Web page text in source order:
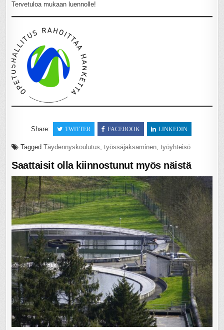
Tervetuloa mukaan luennolle!
Share: TWITTER FACEBOOK LINKEDIN
TaggedTäydennyskoulutus ,työssäjaksaminen ,työyhteisö
Saattaisit olla kiinnostunut myös näistä